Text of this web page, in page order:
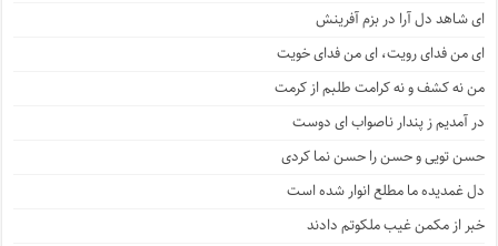
ای شاهد دل آرا در بزم آفرینش
ای من فدای رویت، ای من فدای خویت
من نه کشف و نه کرامت طلبم از کرمت
در آمدیم ز پندار ناصواب ای دوست
حسن تویی و حسن را حسن نما کردی
دل غمدیده ما مطلع انوار شده است
خبر از مکمن غیب ملکوتم دادند